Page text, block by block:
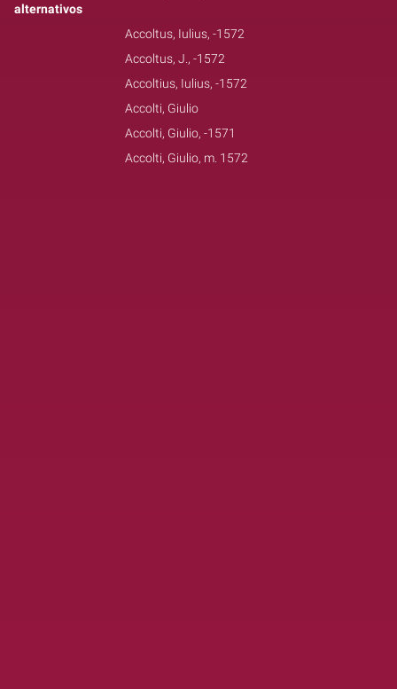
alternativos
Accoltus, Iulius, -1572
Accoltus, J., -1572
Accoltius, Iulius, -1572
Accolti, Giulio
Accolti, Giulio, -1571
Accolti, Giulio, m. 1572